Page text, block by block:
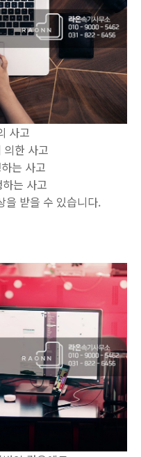
사고
의한 사고
는 사고
는 사고
을 받을 수 있습니다.